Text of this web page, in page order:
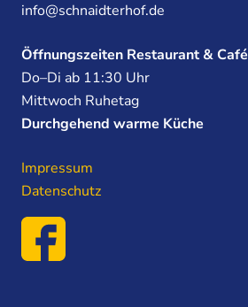
info@schnaidterhof.de
Öffnungszeiten Restaurant & Café
Do–Di ab 11:30 Uhr
Mittwoch Ruhetag
Durchgehend warme Küche
Impressum
Datenschutz